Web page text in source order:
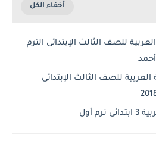
للصف الثالث الإبتدائى الترم
للصف الثالث الإبتدائى
أول